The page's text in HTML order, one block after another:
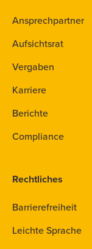
Ansprechpartner
Aufsichtsrat
Vergaben
Karriere
Berichte
Compliance
Rechtliches
Barrierefreiheit
Leichte Sprache